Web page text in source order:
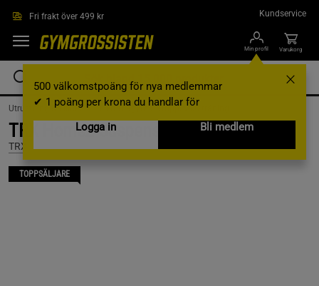
Fri frakt över 499 kr Kundservice
Min profil
500 välkomstpoäng för nya medlemmar
✔ 1 poäng per krona du handlar för
Logga in
Bli medlem
Varukorg
Utrustning & Tillbehör / Hemmagym /Kroppsviktsträning
TRX Home2 Suspensionstränare
TRX
TOPPSÄLJARE